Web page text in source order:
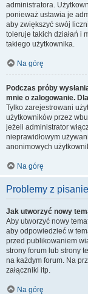
administratora.
ponieważ ustawia je
aby zwiększyć swój
toleruje takich działań i
takiego użytkownika.
Na górę
Podczas próby
mnie o zalogowanie.
Tylko zarejestrowani
użytkowników przez
jeżeli administrator
nieprawidłowym
anonimowych
Na górę
Problemy z
Jak utworzyć nowy
Aby utworzyć nowy
aby odpowiedzieć w
przed publikowaniem
strony forum lub strony
na każdym forum. Na
załączniki itp.
Na górę